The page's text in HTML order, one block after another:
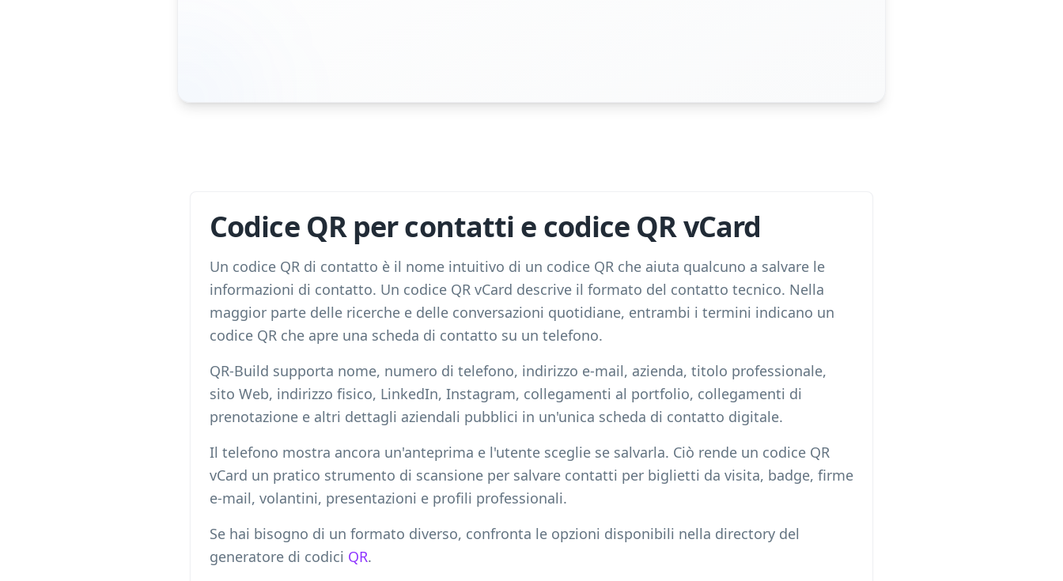
Codice QR per contatti e codice QR vCard
Un codice QR di contatto è il nome intuitivo di un codice QR che aiuta qualcuno a salvare le
informazioni di contatto. Un codice QR vCard descrive il formato del contatto tecnico. Nella
maggior parte delle ricerche e delle conversazioni quotidiane, entrambi i termini indicano un
codice QR che apre una scheda di contatto su un telefono.
QR-Build supporta nome, numero di telefono, indirizzo e-mail, azienda, titolo professionale,
sito Web, indirizzo fisico, LinkedIn, Instagram, collegamenti al portfolio, collegamenti di
prenotazione e altri dettagli aziendali pubblici in un'unica scheda di contatto digitale.
Il telefono mostra ancora un'anteprima e l'utente sceglie se salvarla. Ciò rende un codice QR
vCard un pratico strumento di scansione per salvare contatti per biglietti da visita, badge, firme
e-mail, volantini, presentazioni e profili professionali.
Se hai bisogno di un formato diverso, confronta le opzioni disponibili nella directory del
generatore di codici QR.